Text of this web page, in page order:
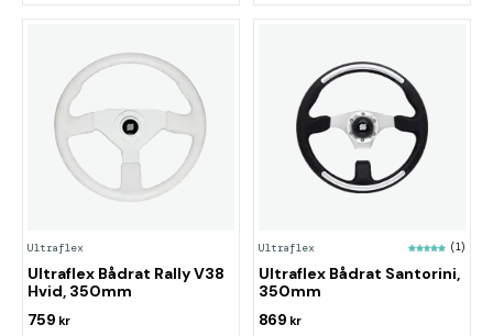
Ultraflex
Ultraflex Bådrat Rally V38
Hvid, 350mm
759 kr
Ultraflex (1)
Ultraflex Bådrat Santorini,
350mm
869 kr